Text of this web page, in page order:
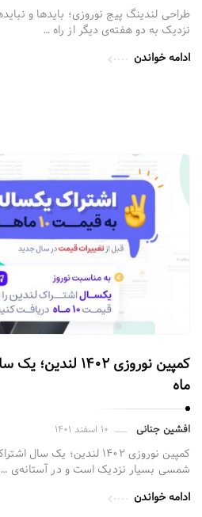
نزدیک به دو هفته‌ی دیگر از راه …
ادامه خواندن
ماه
افشین جنانی ۱۰ اسفند ۱۴۰۱
شمسی بسیار نزدیک است و در آستانه‌ی …
ادامه خواندن